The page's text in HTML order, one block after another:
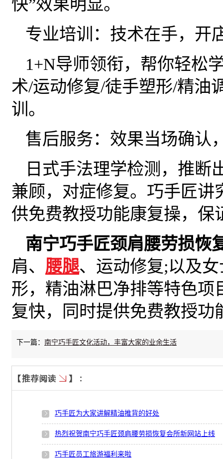
快”效果明显。
专业培训：技术在手，开
1+N导师领衔，帮你轻松
术/运动修复/徒手塑形/精油
训。
售后服务：效果当场确认
日式手法理学检测，推断
兼顾，对症修复。巧手匠
供免费教授功能康复操，保
南宁巧手匠颈肩腰劳损恢
肩、 腰腿、运动修复;以及
形，精油淋巴净排等特色
复快，同时提供免费教授功
下一篇： 南宁巧手匠文化活动，丰富大家的业余生活
巧手匠为大家讲解精油推背的好处
热烈祝贺南宁巧手匠颈肩腰劳损恢复会所新网站上线
巧手匠员工旅游福利来啦